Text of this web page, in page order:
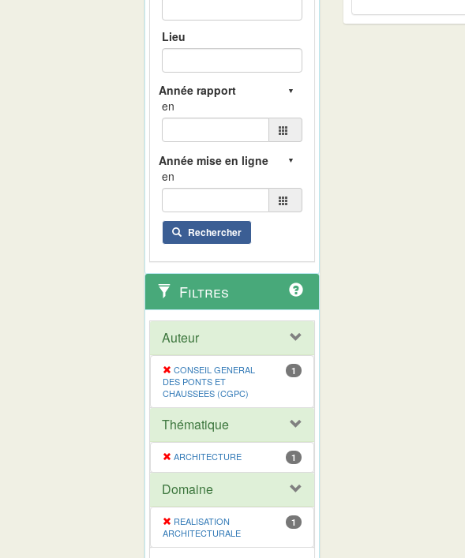
Lieu
en
en
Rechercher
Filtres
Auteur
CONSEIL GENERAL
DES PONTS ET
CHAUSSEES (CGPC)
1
Thématique
ARCHITECTURE 1
Domaine
REALISATION
ARCHITECTURALE
1